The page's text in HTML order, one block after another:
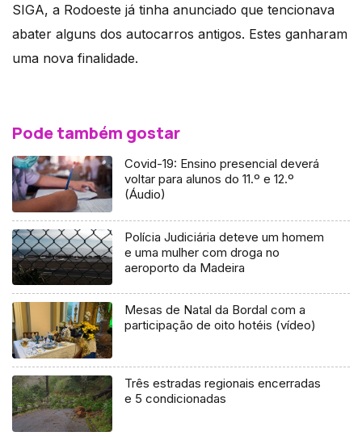
SIGA, a Rodoeste já tinha anunciado que tencionava
abater alguns dos autocarros antigos. Estes ganharam
uma nova finalidade.
Pode também gostar
Covid-19: Ensino presencial deverá
voltar para alunos do 11.º e 12.º
(Áudio)
Polícia Judiciária deteve um homem
e uma mulher com droga no
aeroporto da Madeira
Mesas de Natal da Bordal com a
participação de oito hotéis (vídeo)
Três estradas regionais encerradas
e 5 condicionadas